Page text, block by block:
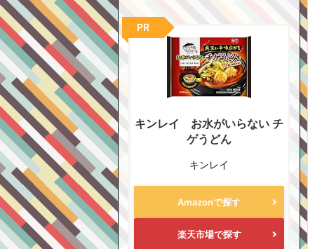
キンレイ お水がいらない チ
ゲうどん
キンレイ
Amazonで探す
楽天市場で探す
PR